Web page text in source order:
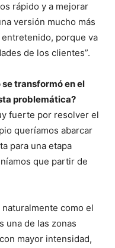
rápido y a mejorar
versión mucho más
porque va
de los clientes”.
se transformó en el
problemática?
fuerte por resolver el
queríamos abarcar
para una etapa
que partir de
naturalmente como el
una de las zonas
mayor intensidad,